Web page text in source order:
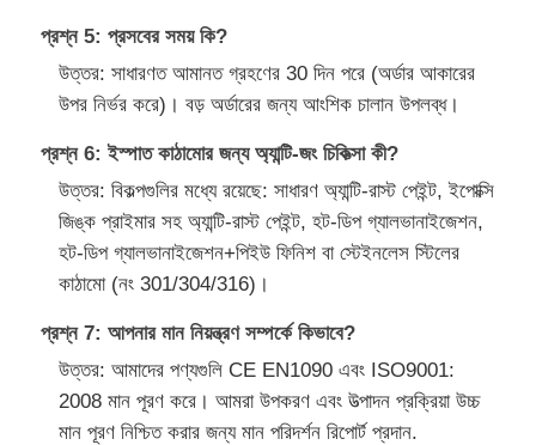
প্রশ্ন 5: প্রসবের সময় কি?
উত্তর: সাধারণত আমানত গ্রহণের 30 দিন পরে (অর্ডার আকারের
উপর নির্ভর করে)। বড় অর্ডারের জন্য আংশিক চালান উপলব্ধ।
প্রশ্ন 6: ইস্পাত কাঠামোর জন্য অ্যান্টি-জং চিকিত্সা কী?
উত্তর: বিকল্পগুলির মধ্যে রয়েছে: সাধারণ অ্যান্টি-রাস্ট পেইন্ট, ইপোক্সি
জিঙ্ক প্রাইমার সহ অ্যান্টি-রাস্ট পেইন্ট, হট-ডিপ গ্যালভানাইজেশন,
হট-ডিপ গ্যালভানাইজেশন+পিইউ ফিনিশ বা স্টেইনলেস স্টিলের
কাঠামো (নং 301/304/316)।
প্রশ্ন 7: আপনার মান নিয়ন্ত্রণ সম্পর্কে কিভাবে?
উত্তর: আমাদের পণ্যগুলি CE EN1090 এবং ISO9001:
2008 মান পূরণ করে। আমরা উপকরণ এবং উত্পাদন প্রক্রিয়া উচ্চ
মান পূরণ নিশ্চিত করার জন্য মান পরিদর্শন রিপোর্ট প্রদান.